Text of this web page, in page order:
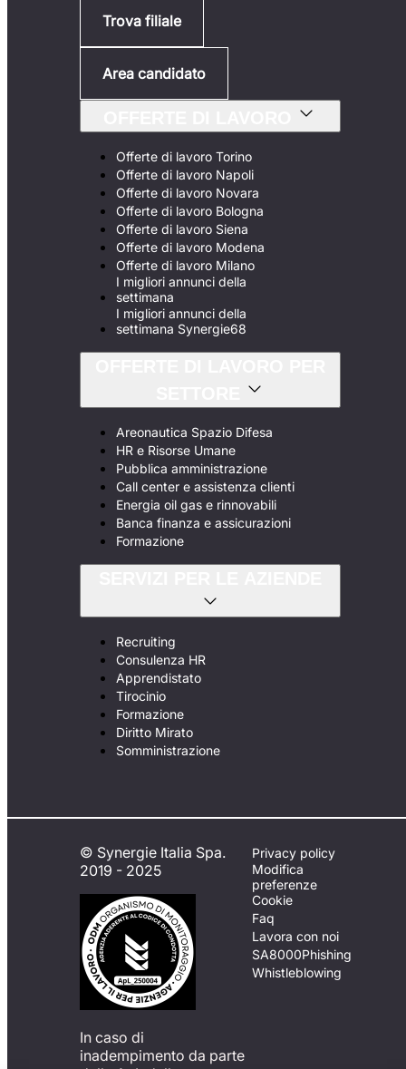
Trova filiale
Area candidato
Offerte di lavoro Torino
Offerte di lavoro Napoli
Offerte di lavoro Novara
Offerte di lavoro Bologna
Offerte di lavoro Siena
Offerte di lavoro Modena
Offerte di lavoro Milano
I migliori annunci della
settimana
I migliori annunci della
settimana Synergie68
Areonautica Spazio Difesa
HR e Risorse Umane
Pubblica amministrazione
Call center e assistenza clienti
Energia oil gas e rinnovabili
Banca finanza e assicurazioni
Formazione
Recruiting
Consulenza HR
Apprendistato
Tirocinio
Formazione
Diritto Mirato
Somministrazione
© Synergie Italia Spa.
2019 - 2025
In caso di
inadempimento da parte
Privacy policy
Modifica
preferenze
Cookie
Faq
Lavora con noi
SA8000Phishing
Whistleblowing